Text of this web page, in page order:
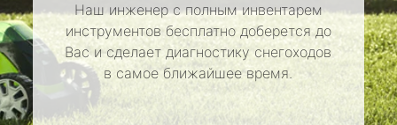
Наш инженер с полным инвентарем
инструментов бесплатно доберется до
Вас и сделает диагностику снегоходов
в самое ближайшее время.